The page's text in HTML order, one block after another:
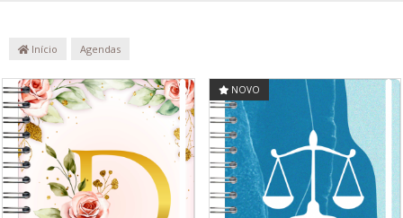
Início Agendas
NOVO